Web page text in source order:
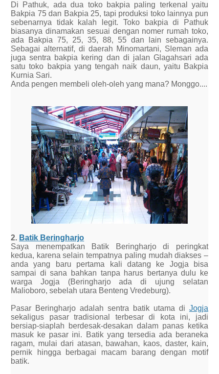
Di Pathuk, ada dua toko bakpia paling terkenal yaitu
Bakpia 75 dan Bakpia 25, tapi produksi toko lainnya pun
sebenarnya tidak kalah legit. Toko bakpia di Pathuk
biasanya dinamakan sesuai dengan nomer rumah toko,
ada Bakpia 75, 25, 35, 88, 55 dan lain sebagainya.
Sebagai alternatif, di daerah Minomartani, Sleman ada
juga sentra bakpia kering dan di jalan Glagahsari ada
satu toko bakpia yang tengah naik daun, yaitu Bakpia
Kurnia Sari.
Anda pengen membeli oleh-oleh yang mana? Monggo....
2. Batik Beringharjo
Saya menempatkan Batik Beringharjo di peringkat
kedua, karena selain tempatnya paling mudah diakses –
anda yang baru pertama kali datang ke Jogja bisa
sampai di sana bahkan tanpa harus bertanya dulu ke
warga Jogja (Beringharjo ada di ujung selatan
Malioboro, sebelah utara Benteng Vredeburg).
Pasar Beringharjo adalah sentra batik utama di Jogja
sekaligus pasar tradisional terbesar di kota ini, jadi
bersiap-siaplah berdesak-desakan dalam panas ketika
masuk ke pasar ini. Batik yang tersedia ada beraneka
ragam, mulai dari atasan, bawahan, kaos, daster, kain,
pernik hingga berbagai macam barang dengan motif
batik.